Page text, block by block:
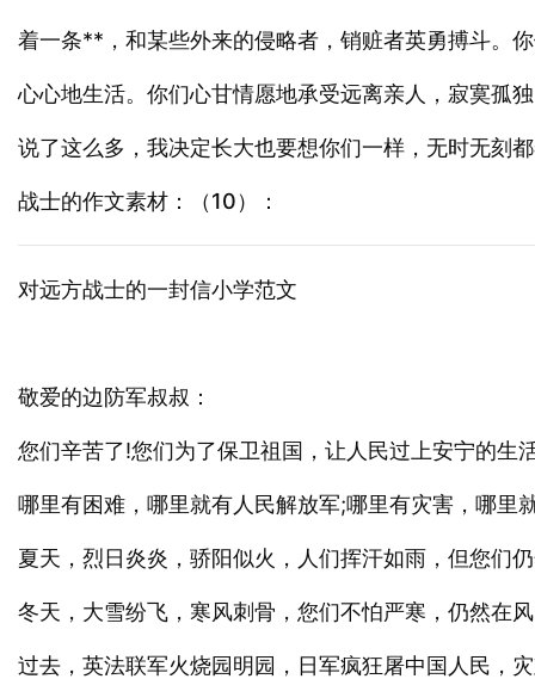
着一条**，和某些外来的侵略者，销赃者英勇搏斗。
心心地生活。你们心甘情愿地承受远离亲人，寂寞孤
说了这么多，我决定长大也要想你们一样，无时无刻
战士的作文素材：（10）：
对远方战士的一封信小学范文
敬爱的边防军叔叔：
您们辛苦了!您们为了保卫祖国，让人民过上安宁的生
哪里有困难，哪里就有人民解放军;哪里有灾害，哪里
夏天，烈日炎炎，骄阳似火，人们挥汗如雨，但您们
冬天，大雪纷飞，寒风刺骨，您们不怕严寒，仍然在
过去，英法联军火烧园明园，日军疯狂屠中国人民，